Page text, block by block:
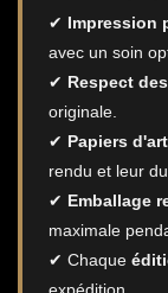
✔ Impression
avec un soin
✔ Respect
originale.
✔ Papiers
rendu et leur
✔ Emballage
maximale
✔ Chaque